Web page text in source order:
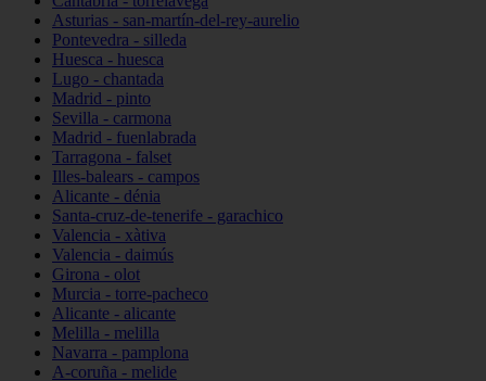
Asturias - san-martín-del-rey-aurelio
Pontevedra - silleda
Huesca - huesca
Lugo - chantada
Madrid - pinto
Sevilla - carmona
Madrid - fuenlabrada
Tarragona - falset
Illes-balears - campos
Alicante - dénia
Santa-cruz-de-tenerife - garachico
Valencia - xàtiva
Valencia - daimús
Girona - olot
Murcia - torre-pacheco
Alicante - alicante
Melilla - melilla
Navarra - pamplona
A-coruña - melide